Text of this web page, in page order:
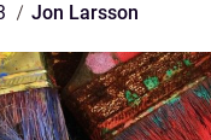
Jon Larsson